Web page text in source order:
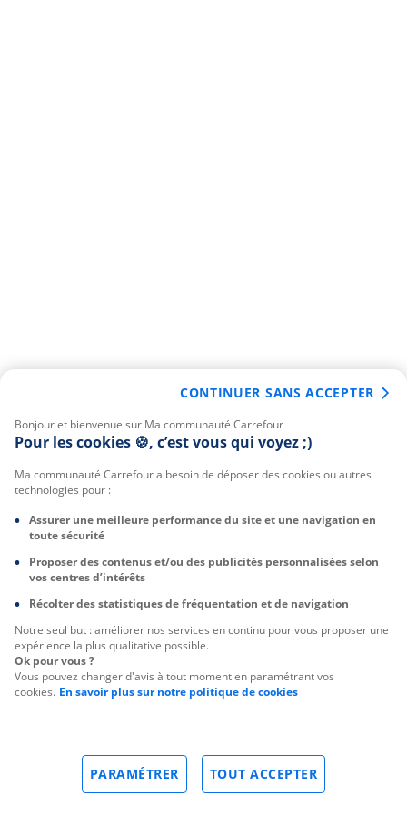
Bonjour et bienvenue sur Ma communauté Carrefour
Pour les cookies 🍪, c’est vous qui voyez ;)
Ma communauté Carrefour a besoin de déposer des cookies ou autres
technologies pour :
Assurer une meilleure performance du site et une navigation en
toute sécurité
Proposer des contenus et/ou des publicités personnalisées selon
vos centres d’intérêts
Récolter des statistiques de fréquentation et de navigation
Notre seul but : améliorer nos services en continu pour vous proposer une
expérience la plus qualitative possible.
Ok pour vous ?
Vous pouvez changer d'avis à tout moment en paramétrant vos
cookies. En savoir plus sur notre politique de cookies
TOUT ACCEPTER
PARAMÉTRER
CONTINUER SANS ACCEPTER